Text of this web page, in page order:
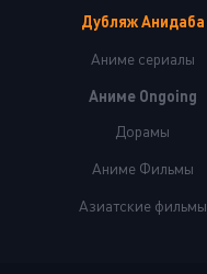
Дубляж Анидаба
Аниме сериалы
Аниме Ongoing
Дорамы
Аниме Фильмы
Азиатские фильмы